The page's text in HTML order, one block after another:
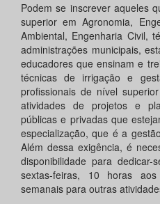
Podem se inscrever aqueles
superior em Agronomia,
Ambiental, Engenharia Civil,
administrações municipais,
educadores que ensinam e
técnicas de irrigação e
profissionais de nível
atividades de projetos e
públicas e privadas que
especialização, que é a
Além dessa exigência, é
disponibilidade para
sextas-feiras, 10 horas
semanais para outras